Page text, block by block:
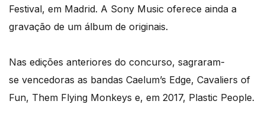
Festival, em Madrid. A Sony Music oferece ainda a
gravação de um álbum de originais.
Nas edições anteriores do concurso, sagraram-
se vencedoras as bandas Caelum’s Edge, Cavaliers of
Fun, Them Flying Monkeys e, em 2017, Plastic People.